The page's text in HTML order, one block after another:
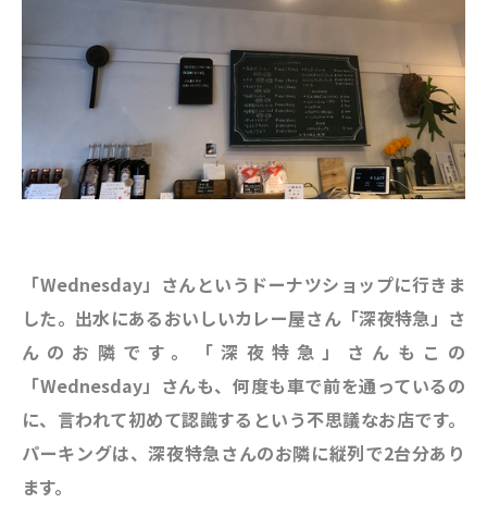
「Wednesday」さんというドーナツショップに行きま
した。出水にあるおいしいカレー屋さん「深夜特急」さ
んのお隣です。「深夜特急」さんもこの
「Wednesday」さんも、何度も車で前を通っているの
に、言われて初めて認識するという不思議なお店です。
パーキングは、深夜特急さんのお隣に縦列で2台分あり
ます。